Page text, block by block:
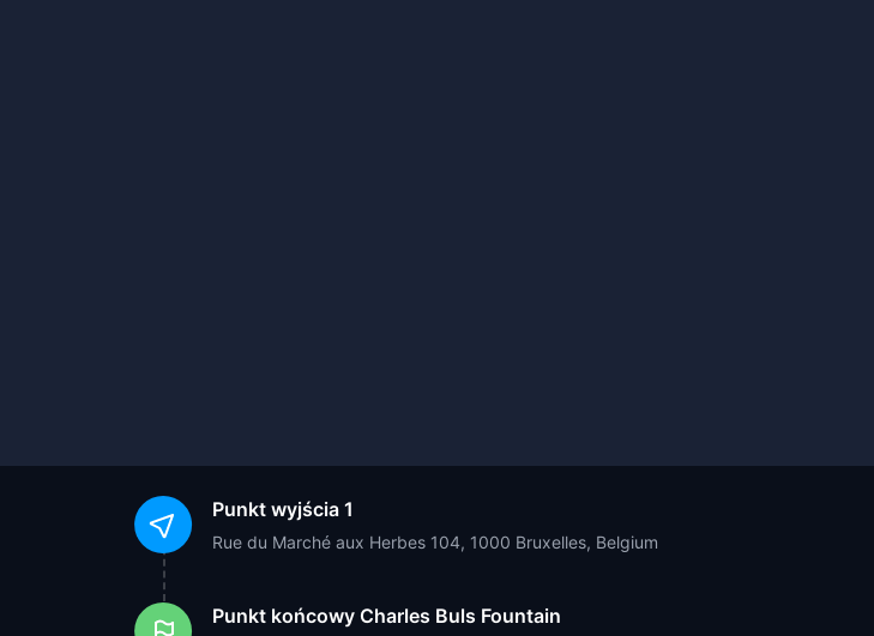
Punkt wyjścia 1
Rue du Marché aux Herbes 104, 1000 Bruxelles, Belgium
Punkt końcowy Charles Buls Fountain